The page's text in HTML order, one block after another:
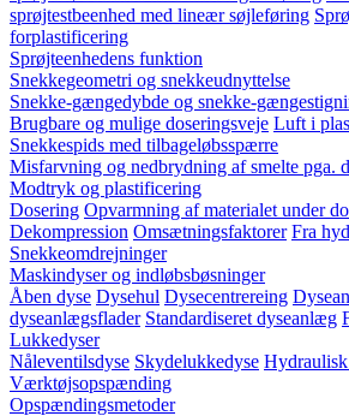
sprøjtestbeenhed med lineær søjleføring
forplastificering
Sprøjteenhedens funktion
Snekkegeometri og snekkeudnyttelse
Snekke-gængedybde og snekke-
Brugbare og mulige doseringsveje Luft i
Snekkespids med tilbageløbsspærre
Misfarvning og nedbrydning af smelte pga.
Modtryk og plastificering
Dosering Opvarmning af materialet under
Dekompression Omsætningsfaktorer Fra
Snekkeomdrejninger
Maskindyser og indløbsbøsninger
Åben dyse Dysehul Dysecentrereing
dyseanlægsflader Standardiseret dyseanlæg
Lukkedyser
Nåleventilsdyse Skydelukkedyse
Værktøjsopspænding
Opspændingsmetoder